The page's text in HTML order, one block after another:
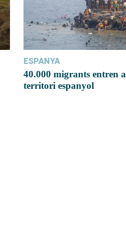
ESPANYA
40.000 migrants entren a
territori espanyol